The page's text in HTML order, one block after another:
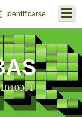
Identificarse